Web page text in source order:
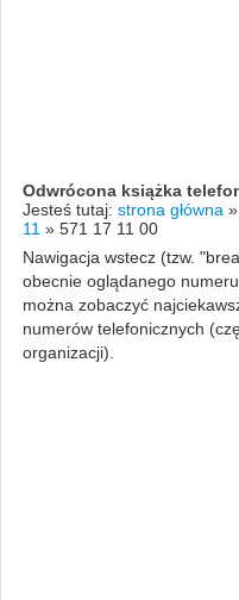
Odwrócona książka
Jesteś tutaj: strona główna »
11 » 571 17 11 00
Nawigacja wstecz (tzw.
obecnie oglądanego
można zobaczyć
numerów telefonicznych
organizacji).